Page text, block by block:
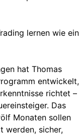
lernen wie ein
hat Thomas
entwickelt,
richtet –
Das
Monaten sollen
werden, sicher,